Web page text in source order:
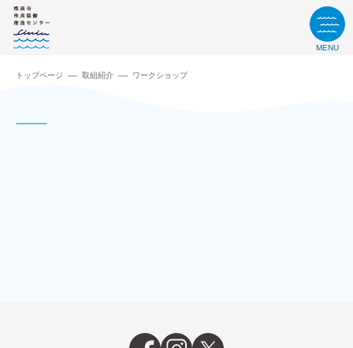
MENU
トップページ 取組紹介 ワークショップ